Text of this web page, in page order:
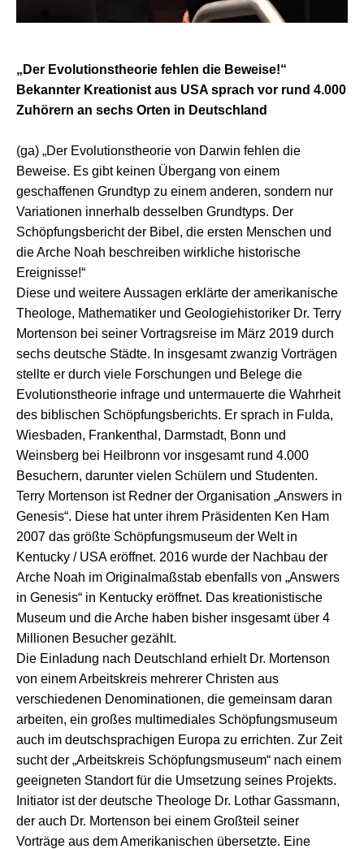
„Der Evolutionstheorie fehlen die Beweise!“
Bekannter Kreationist aus USA sprach vor rund 4.000
Zuhörern an sechs Orten in Deutschland
(ga) „Der Evolutionstheorie von Darwin fehlen die
Beweise. Es gibt keinen Übergang von einem
geschaffenen Grundtyp zu einem anderen, sondern nur
Variationen innerhalb desselben Grundtyps. Der
Schöpfungsbericht der Bibel, die ersten Menschen und
die Arche Noah beschreiben wirkliche historische
Ereignisse!“
Diese und weitere Aussagen erklärte der amerikanische
Theologe, Mathematiker und Geologiehistoriker Dr. Terry
Mortenson bei seiner Vortragsreise im März 2019 durch
sechs deutsche Städte. In insgesamt zwanzig Vorträgen
stellte er durch viele Forschungen und Belege die
Evolutionstheorie infrage und untermauerte die Wahrheit
des biblischen Schöpfungsberichts. Er sprach in Fulda,
Wiesbaden, Frankenthal, Darmstadt, Bonn und
Weinsberg bei Heilbronn vor insgesamt rund 4.000
Besuchern, darunter vielen Schülern und Studenten.
Terry Mortenson ist Redner der Organisation „Answers in
Genesis“. Diese hat unter ihrem Präsidenten Ken Ham
2007 das größte Schöpfungsmuseum der Welt in
Kentucky / USA eröffnet. 2016 wurde der Nachbau der
Arche Noah im Originalmaßstab ebenfalls von „Answers
in Genesis“ in Kentucky eröffnet. Das kreationistische
Museum und die Arche haben bisher insgesamt über 4
Millionen Besucher gezählt.
Die Einladung nach Deutschland erhielt Dr. Mortenson
von einem Arbeitskreis mehrerer Christen aus
verschiedenen Denominationen, die gemeinsam daran
arbeiten, ein großes multimediales Schöpfungsmuseum
auch im deutschsprachigen Europa zu errichten. Zur Zeit
sucht der „Arbeitskreis Schöpfungsmuseum“ nach einem
geeigneten Standort für die Umsetzung seines Projekts.
Initiator ist der deutsche Theologe Dr. Lothar Gassmann,
der auch Dr. Mortenson bei einem Großteil seiner
Vorträge aus dem Amerikanischen übersetzte. Eine